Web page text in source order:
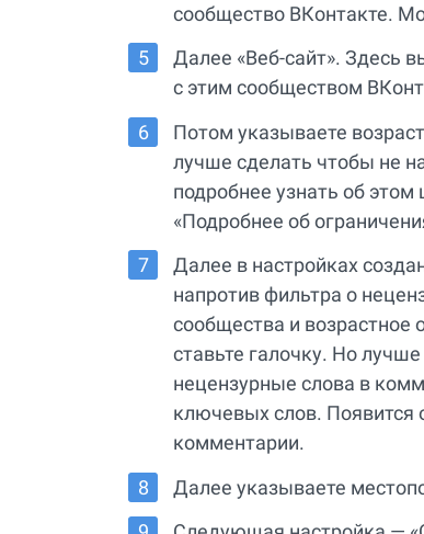
сообщество ВКонтакте.
Далее «Веб-сайт». Здесь
с этим сообществом
Потом указываете
лучше сделать чтобы не
подробнее узнать об этом
«Подробнее об
Далее в настройках
напротив фильтра о
сообщества и возрастное
ставьте галочку. Но
нецензурные слова в
ключевых слов. Появится
комментарии.
Далее указываете